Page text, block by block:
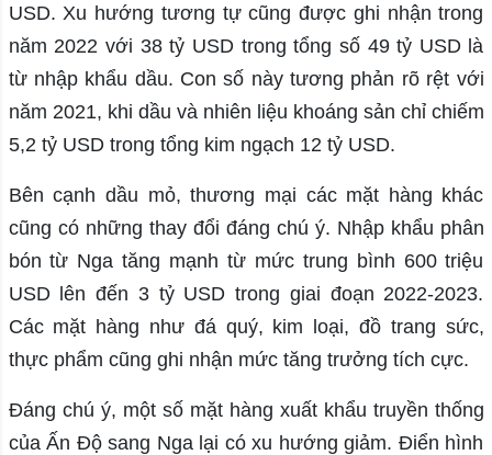
USD. Xu hướng tương tự cũng được ghi nhận trong
năm 2022 với 38 tỷ USD trong tổng số 49 tỷ USD là
từ nhập khẩu dầu. Con số này tương phản rõ rệt với
năm 2021, khi dầu và nhiên liệu khoáng sản chỉ chiếm
5,2 tỷ USD trong tổng kim ngạch 12 tỷ USD.
Bên cạnh dầu mỏ, thương mại các mặt hàng khác
cũng có những thay đổi đáng chú ý. Nhập khẩu phân
bón từ Nga tăng mạnh từ mức trung bình 600 triệu
USD lên đến 3 tỷ USD trong giai đoạn 2022-2023.
Các mặt hàng như đá quý, kim loại, đồ trang sức,
thực phẩm cũng ghi nhận mức tăng trưởng tích cực.
Đáng chú ý, một số mặt hàng xuất khẩu truyền thống
của Ấn Độ sang Nga lại có xu hướng giảm. Điển hình